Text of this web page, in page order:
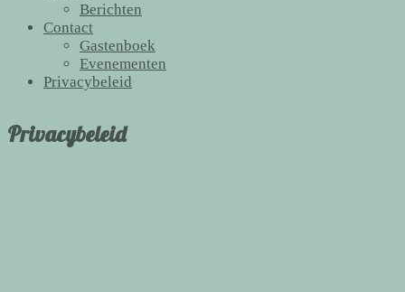
Berichten
Contact
Gastenboek
Evenementen
Privacybeleid
Privacybeleid